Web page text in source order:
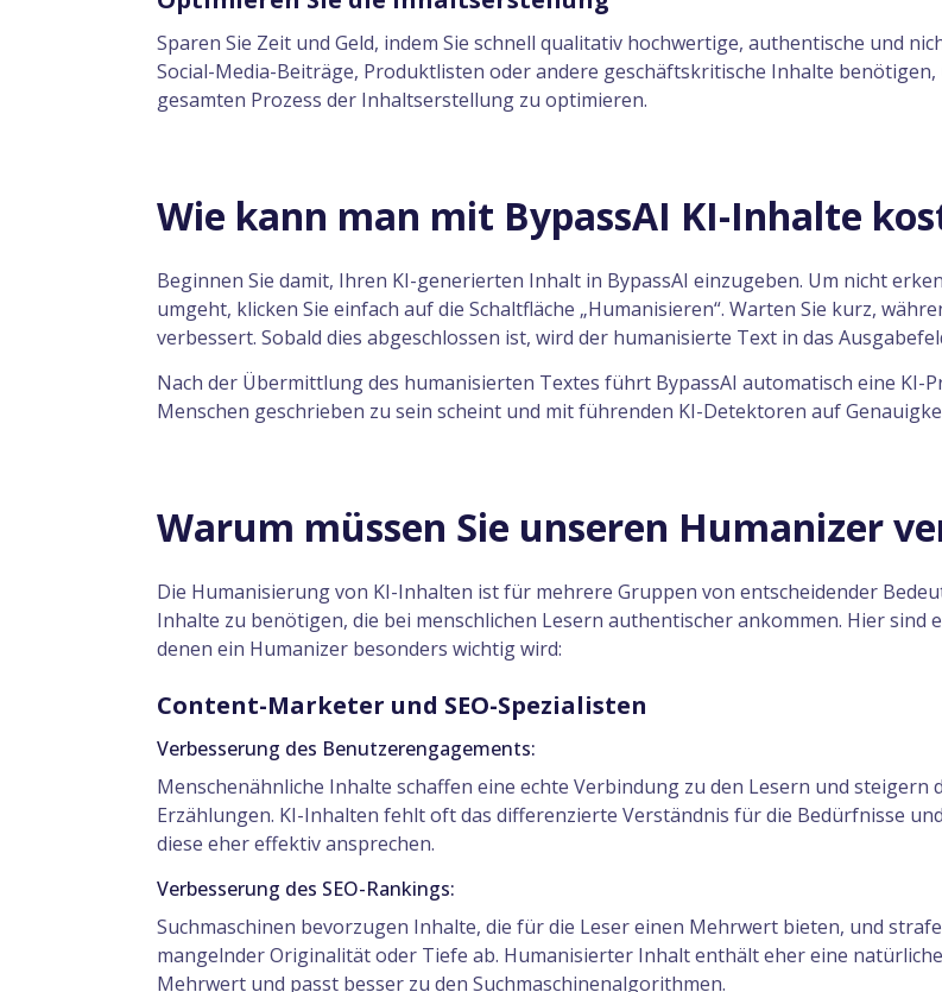
Sparen Sie Zeit und Geld, indem Sie schnell qualitativ hochwertige, authentische und
Social-Media-Beiträge, Produktlisten oder andere geschäftskritische Inhalte
gesamten Prozess der Inhaltserstellung zu optimieren.
Wie kann man mit BypassAI KI-Inhalte
Beginnen Sie damit, Ihren KI-generierten Inhalt in BypassAI einzugeben. Um nicht
umgeht, klicken Sie einfach auf die Schaltfläche „Humanisieren“. Warten Sie kurz,
verbessert. Sobald dies abgeschlossen ist, wird der humanisierte Text in das
Nach der Übermittlung des humanisierten Textes führt BypassAI automatisch eine KI-
Menschen geschrieben zu sein scheint und mit führenden KI-Detektoren auf
Warum müssen Sie unseren Humanizer
Die Humanisierung von KI-Inhalten ist für mehrere Gruppen von entscheidender
Inhalte zu benötigen, die bei menschlichen Lesern authentischer ankommen. Hier
denen ein Humanizer besonders wichtig wird:
Content-Marketer und SEO-Spezialisten
Verbesserung des Benutzerengagements:
Menschenähnliche Inhalte schaffen eine echte Verbindung zu den Lesern und
Erzählungen. KI-Inhalten fehlt oft das differenzierte Verständnis für die Bedürfnisse
diese eher effektiv ansprechen.
Verbesserung des SEO-Rankings:
Suchmaschinen bevorzugen Inhalte, die für die Leser einen Mehrwert bieten, und
mangelnder Originalität oder Tiefe ab. Humanisierter Inhalt enthält eher eine
Mehrwert und passt besser zu den Suchmaschinenalgorithmen.